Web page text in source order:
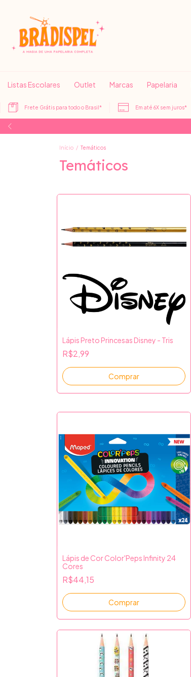
Listas Escolares Outlet Marcas Papelaria
Frete Grátis para todo o Brasil* Em até 6X sem juros*
Início / Temáticos
Temáticos
Lápis Preto Princesas Disney - Tris
R$2,99
Comprar
Lápis de Cor Color'Peps Infinity 24
Cores
R$44,15